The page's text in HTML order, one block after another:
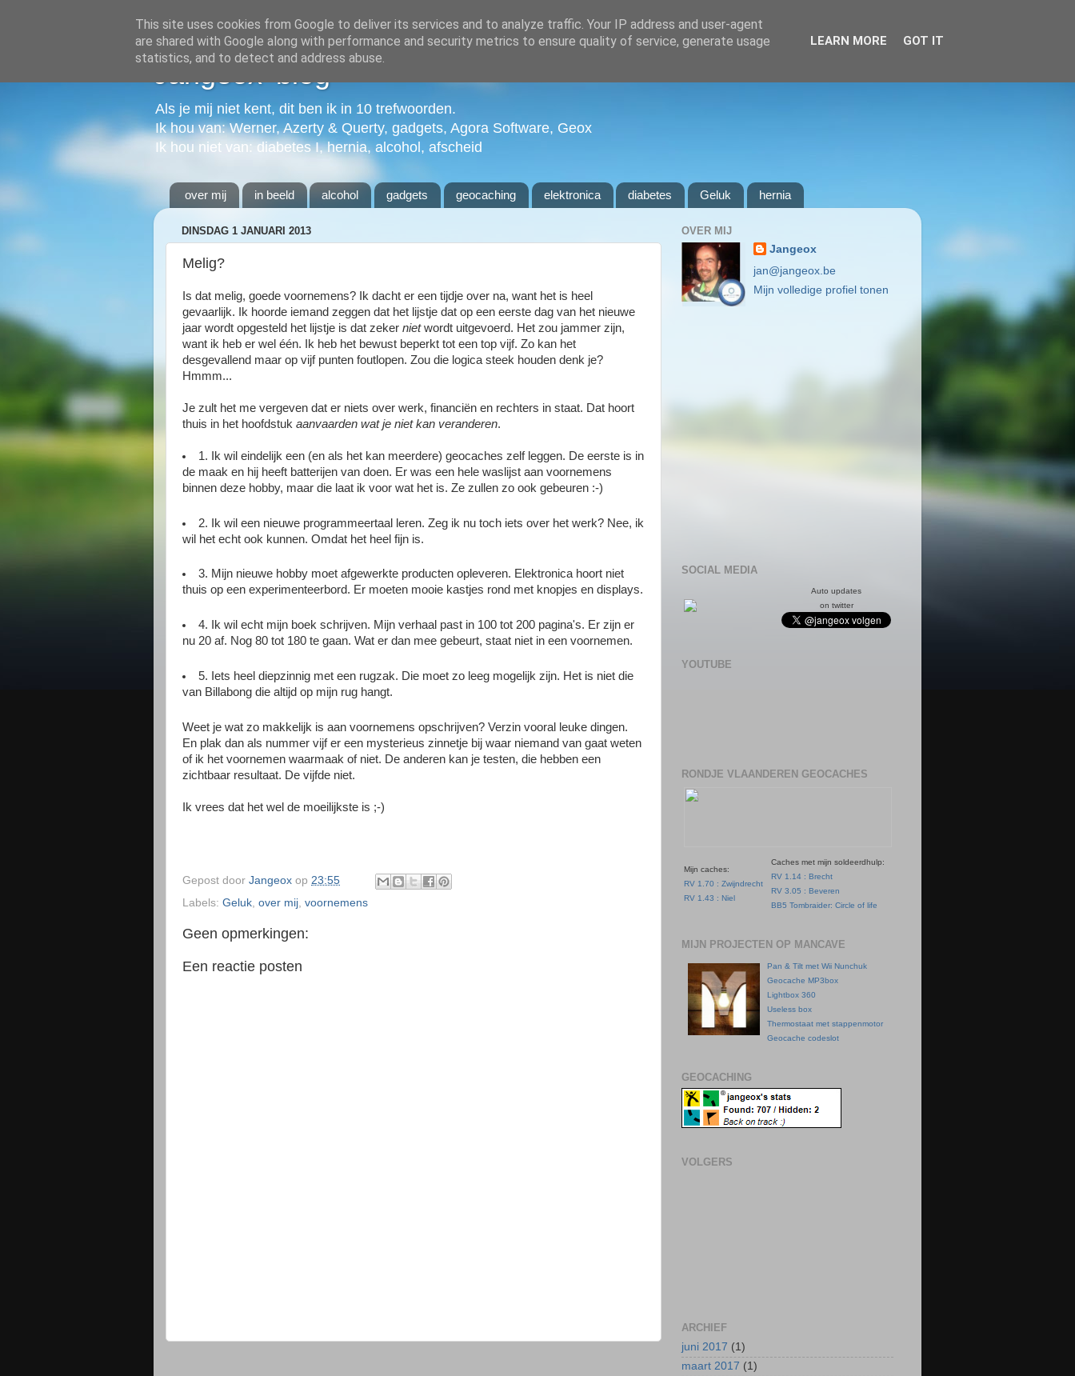
Jangeox' blog
Als je mij niet kent, dit ben ik in 10 trefwoorden.
Ik hou van: Werner, Azerty & Querty, gadgets, Agora Software, Geox
Ik hou niet van: diabetes I, hernia, alcohol, afscheid
over mij in beeld alcohol gadgets geocaching elektronica diabetes Geluk hernia
DINSDAG 1 JANUARI 2013
Melig?
Is dat melig, goede voornemens? Ik dacht er een tijdje over na, want het is heel
gevaarlijk. Ik hoorde iemand zeggen dat het lijstje dat op een eerste dag van het nieuwe
jaar wordt opgesteld het lijstje is dat zeker nietwordt uitgevoerd. Het zou jammer zijn,
want ik heb er wel één. Ik heb het bewust beperkt tot een top vijf. Zo kan het
desgevallend maar op vijf punten foutlopen. Zou die logica steek houden denk je?
Hmmm...
Je zult het me vergeven dat er niets over werk, financiën en rechters in staat. Dat hoort
thuis in het hoofdstuk aanvaarden wat je niet kan veranderen.
1. Ik wil eindelijk een (en als het kan meerdere) geocaches zelf leggen. De eerste is in
de maak en hij heeft batterijen van doen. Er was een hele waslijst aan voornemens
binnen deze hobby, maar die laat ik voor wat het is. Ze zullen zo ook gebeuren :-)
2. Ik wil een nieuwe programmeertaal leren. Zeg ik nu toch iets over het werk? Nee, ik
wil het echt ook kunnen. Omdat het heel fijn is.
3. Mijn nieuwe hobby moet afgewerkte producten opleveren. Elektronica hoort niet
thuis op een experimenteerbord. Er moeten mooie kastjes rond met knopjes en displays.
4. Ik wil echt mijn boek schrijven. Mijn verhaal past in 100 tot 200 pagina's. Er zijn er
nu 20 af. Nog 80 tot 180 te gaan. Wat er dan mee gebeurt, staat niet in een voornemen.
5. Iets heel diepzinnig met een rugzak. Die moet zo leeg mogelijk zijn. Het is niet die
van Billabong die altijd op mijn rug hangt.
Weet je wat zo makkelijk is aan voornemens opschrijven? Verzin vooral leuke dingen.
En plak dan als nummer vijf er een mysterieus zinnetje bij waar niemand van gaat weten
of ik het voornemen waarmaak of niet. De anderen kan je testen, die hebben een
zichtbaar resultaat. De vijfde niet.
Ik vrees dat het wel de moeilijkste is ;-)
Gepost door Jangeox op 23:55
Labels: Geluk, over mij, voornemens
Geen opmerkingen:
Een reactie posten
OVER MIJ
Jangeox
jan@jangeox.be
Mijn volledige profiel tonen
SOCIAL MEDIA
Auto updates
on twitter
YOUTUBE
RONDJE VLAANDEREN GEOCACHES
Mijn caches:
RV 1.70 : Zwijndrecht
RV 1.43 : Niel
Caches met mijn soldeerdhulp:
RV 1.14 : Brecht
RV 3.05 : Beveren
BB5 Tombraider: Circle of life
MIJN PROJECTEN OP MANCAVE
Pan & Tilt met Wii Nunchuk
Geocache MP3box
Lightbox 360
Useless box
Thermostaat met stappenmotor
Geocache codeslot
GEOCACHING
VOLGERS
ARCHIEF
juni 2017 (1)
maart 2017 (1)
This site uses cookies from Google to deliver its services and to analyze traffic. Your IP address and user-agent
are shared with Google along with performance and security metrics to ensure quality of service, generate usage
statistics, and to detect and address abuse.
LEARN MORE GOT IT